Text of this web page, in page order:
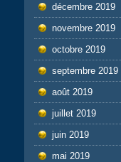
décembre 2019
novembre 2019
octobre 2019
septembre 2019
août 2019
juillet 2019
juin 2019
mai 2019